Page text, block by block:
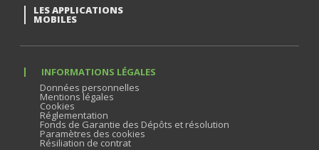
LES APPLICATIONS
MOBILES
INFORMATIONS LÉGALES
Données personnelles
Mentions légales
Cookies
Réglementation
Fonds de Garantie des Dépôts et résolution
Paramètres des cookies
Résiliation de contrat